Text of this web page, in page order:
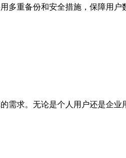
多重备份和安全措施，保障用户
需求。无论是个人用户还是企